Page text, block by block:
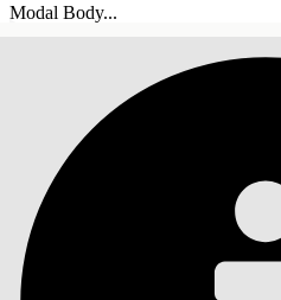
Modal Body...
SOMMARIO